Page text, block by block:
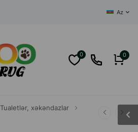
Az
0 0
Tualetlər, xəkəndazlar